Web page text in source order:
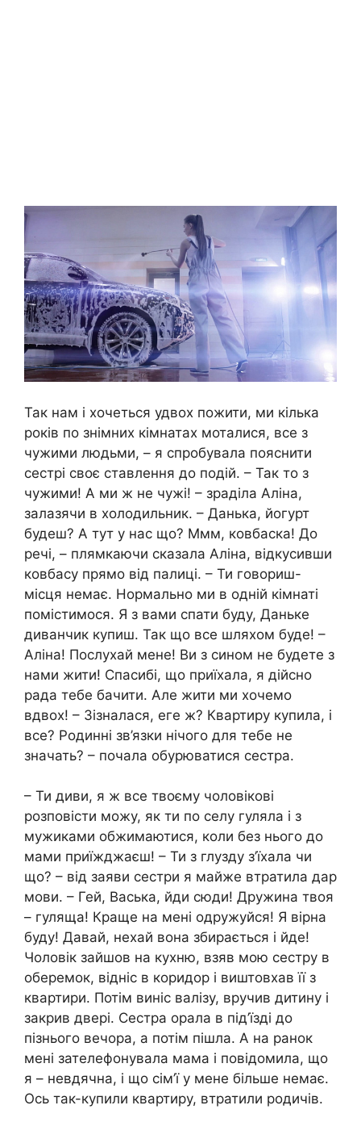
Так нам і хочеться удвох пожити, ми кілька
років по знімних кімнатах моталися, все з
чужими людьми, – я спробувала пояснити
сестрі своє ставлення до подій. – Так то з
чужими! А ми ж не чужі! – зраділа Аліна,
залазячи в холодильник. – Данька, йогурт
будеш? А тут у нас що? Ммм, ковбаска! До
речі, – плямкаючи сказала Аліна, відкусивши
ковбасу прямо від палиці. – Ти говориш-
місця немає. Нормально ми в одній кімнаті
помістимося. Я з вами спати буду, Даньке
диванчик купиш. Так що все шляхом буде! –
Аліна! Послухай мене! Ви з сином не будете з
нами жити! Спасибі, що приїхала, я дійсно
рада тебе бачити. Але жити ми хочемо
вдвох! – Зізналася, еге ж? Квартиру купила, і
все? Родинні зв’язки нічого для тебе не
значать? – почала обурюватися сестра.
– Ти диви, я ж все твоєму чоловікові
розповісти можу, як ти по селу гуляла і з
мужиками обжимаютися, коли без нього до
мами приїжджаєш! – Ти з глузду з’їхала чи
що? – від заяви сестри я майже втратила дар
мови. – Гей, Васька, йди сюди! Дружина твоя
– гуляща! Краще на мені одружуйся! Я вірна
буду! Давай, нехай вона збирається і йде!
Чоловік зайшов на кухню, взяв мою сестру в
оберемок, відніс в коридор і виштовхав її з
квартири. Потім виніс валізу, вручив дитину і
закрив двері. Сестра орала в під’їзді до
пізнього вечора, а потім пішла. А на ранок
мені зателефонувала мама і повідомила, що
я – невдячна, і що сім’ї у мене більше немає.
Ось так-купили квартиру, втратили родичів.